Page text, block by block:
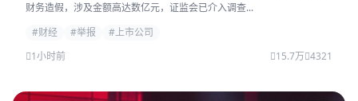
财务造假，涉及金额高达数亿元，证监会已介入调查...
#财经
#举报
#上市公司
1小时前
15.7万 4321